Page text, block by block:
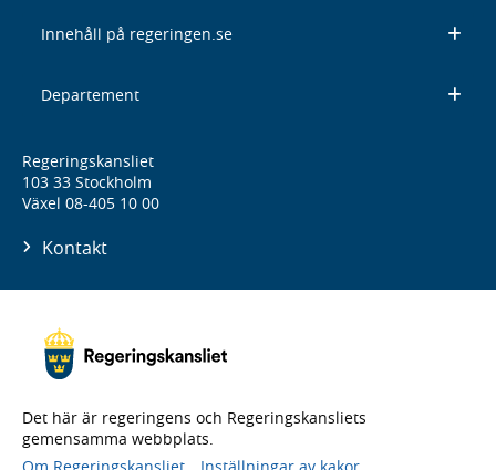
Innehåll på regeringen.se
Departement
Regeringskansliet
103 33 Stockholm
Växel 08-405 10 00
Kontakt
Det här är regeringens och Regeringskansliets
gemensamma webbplats.
Om Regeringskansliet
Inställningar av kakor